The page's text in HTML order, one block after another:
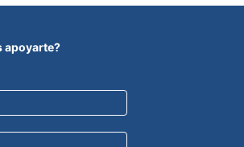
apoyarte?